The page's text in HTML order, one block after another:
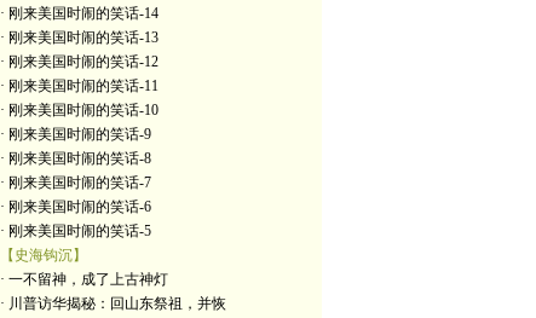
· 刚来美国时闹的笑话-14
· 刚来美国时闹的笑话-13
· 刚来美国时闹的笑话-12
· 刚来美国时闹的笑话-11
· 刚来美国时闹的笑话-10
· 刚来美国时闹的笑话-9
· 刚来美国时闹的笑话-8
· 刚来美国时闹的笑话-7
· 刚来美国时闹的笑话-6
· 刚来美国时闹的笑话-5
【史海钩沉】
· 一不留神，成了上古神灯
· 川普访华揭秘：回山东祭祖，并恢